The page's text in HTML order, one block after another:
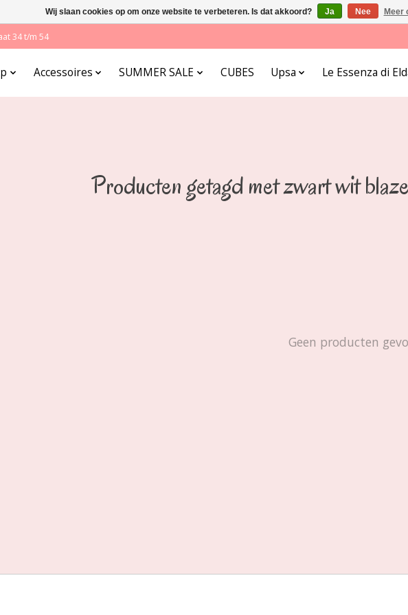
34 t/m 54
Accessoires SUMMER SALE CUBES Upsa Le Essenza di
Producten getagd met zwart wit
Geen producten
Wij slaan cookies op om onze website te verbeteren. Is dat akkoord? Ja Nee Meer